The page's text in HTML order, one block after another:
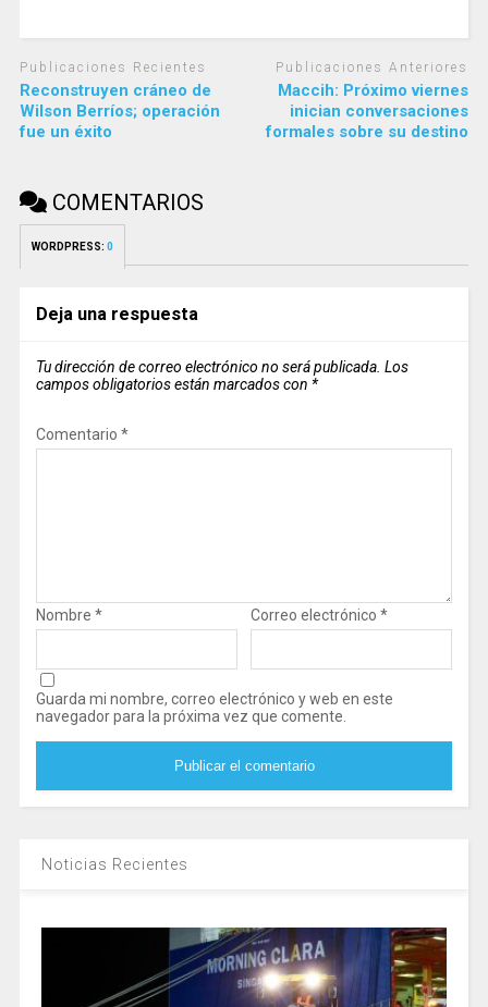
Publicaciones Recientes
Reconstruyen cráneo de
Wilson Berríos; operación
fue un éxito
Publicaciones Anteriores
Maccih: Próximo viernes
inician conversaciones
formales sobre su destino
COMENTARIOS
WORDPRESS: 0
Deja una respuesta
Tu dirección de correo electrónico no será publicada. Los
campos obligatorios están marcados con *
Comentario *
Nombre * Correo electrónico *
Guarda mi nombre, correo electrónico y web en este
navegador para la próxima vez que comente.
Noticias Recientes